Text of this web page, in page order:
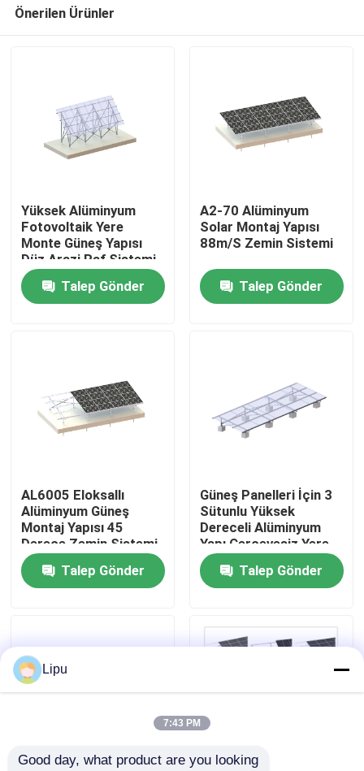
Ev
videolar
Hakkımızda
Fabrika turu
Bize Ulaşın
Solar PV Montaj Sistemleri
Önerilen Ürünler
Yüksek Alüminyum
Fotovoltaik Yere
Monte Güneş Yapısı
Düz ​​Arazi Raf Sistemi
Talep Gönder
A2-70 Alüminyum
Solar Montaj Yapısı
88m/S Zemin Sistemi
Talep Gönder
AL6005 Eloksallı
Alüminyum Güneş
Montaj Yapısı 45
Derece Zemin Sistemi
Talep Gönder
Güneş Panelleri İçin 3
Sütunlu Yüksek
Dereceli Alüminyum
Yapı Çerçevesiz Yere
Monte PV Sistemleri
Talep Gönder
Lipu
7:43 PM
Good day, what product are you looking